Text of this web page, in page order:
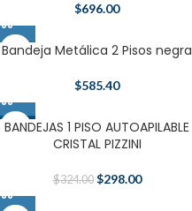
$696.00
Bandeja Metálica 2 Pisos negra
$585.40
-8%
BANDEJAS 1 PISO AUTOAPILABLE
CRISTAL PIZZINI
$324.00 $298.00